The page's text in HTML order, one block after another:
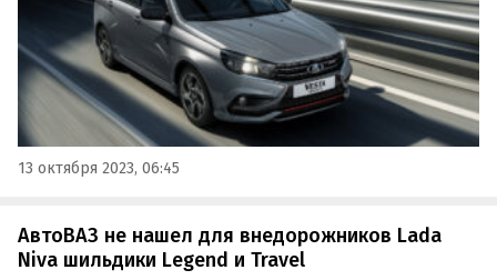
13 октября 2023, 06:45
АвтоВАЗ не нашел для внедорожников Lada
Niva шильдики Legend и Travel